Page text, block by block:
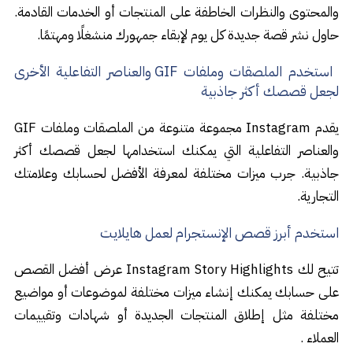
والمحتوى والنظرات الخاطفة على المنتجات أو الخدمات القادمة.
حاول نشر قصة جديدة كل يوم لإبقاء جمهورك منشغلًا ومهتمًا.
استخدم الملصقات وملفات GIF والعناصر التفاعلية الأخرى
لجعل قصصك أكثر جاذبية
يقدم Instagram مجموعة متنوعة من الملصقات وملفات GIF
والعناصر التفاعلية التي يمكنك استخدامها لجعل قصصك أكثر
جاذبية. جرب ميزات مختلفة لمعرفة الأفضل لحسابك وعلامتك
التجارية.
استخدم أبرز قصص الإنستجرام لعمل هايلايت
تتيح لك Instagram Story Highlights عرض أفضل القصص
على حسابك يمكنك إنشاء ميزات مختلفة لموضوعات أو مواضيع
مختلفة مثل إطلاق المنتجات الجديدة أو شهادات وتقييمات
العملاء .